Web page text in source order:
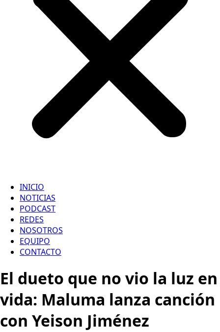
INICIO
NOTICIAS
PODCAST
REDES
NOSOTROS
EQUIPO
CONTACTO
El dueto que no vio la luz en
vida: Maluma lanza canción
con Yeison Jiménez